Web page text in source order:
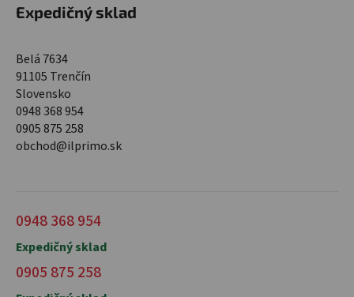
Expedičný sklad
Belá 7634
91105 Trenčín
Slovensko
0948 368 954
0905 875 258
obchod@ilprimo.sk
0948 368 954
Expedičný sklad
0905 875 258